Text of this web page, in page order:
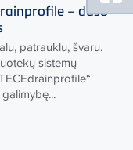
– dušo
patrauklu, švaru.
sistemų
drainprofile“